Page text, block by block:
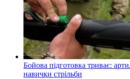
Бойова підготовка триває:
навички стрільби